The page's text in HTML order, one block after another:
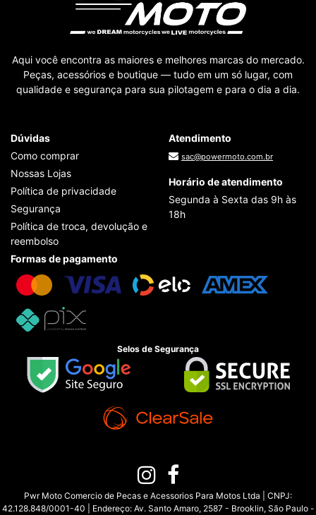
Aqui você encontra as maiores e melhores marcas do mercado.
Peças, acessórios e boutique — tudo em um só lugar, com
qualidade e segurança para sua pilotagem e para o dia a dia.
Dúvidas
Como comprar
Nossas Lojas
Política de privacidade
Segurança
Política de troca, devolução e
reembolso
Atendimento
sac@powermoto.com.br
Horário de atendimento
Segunda à Sexta das 9h às
18h
Formas de pagamento
Selos de Segurança
Pwr Moto Comercio de Pecas e Acessorios Para Motos Ltda | CNPJ:
42.128.848/0001-40 | Endereço: Av. Santo Amaro, 2587 - Brooklin, São Paulo -